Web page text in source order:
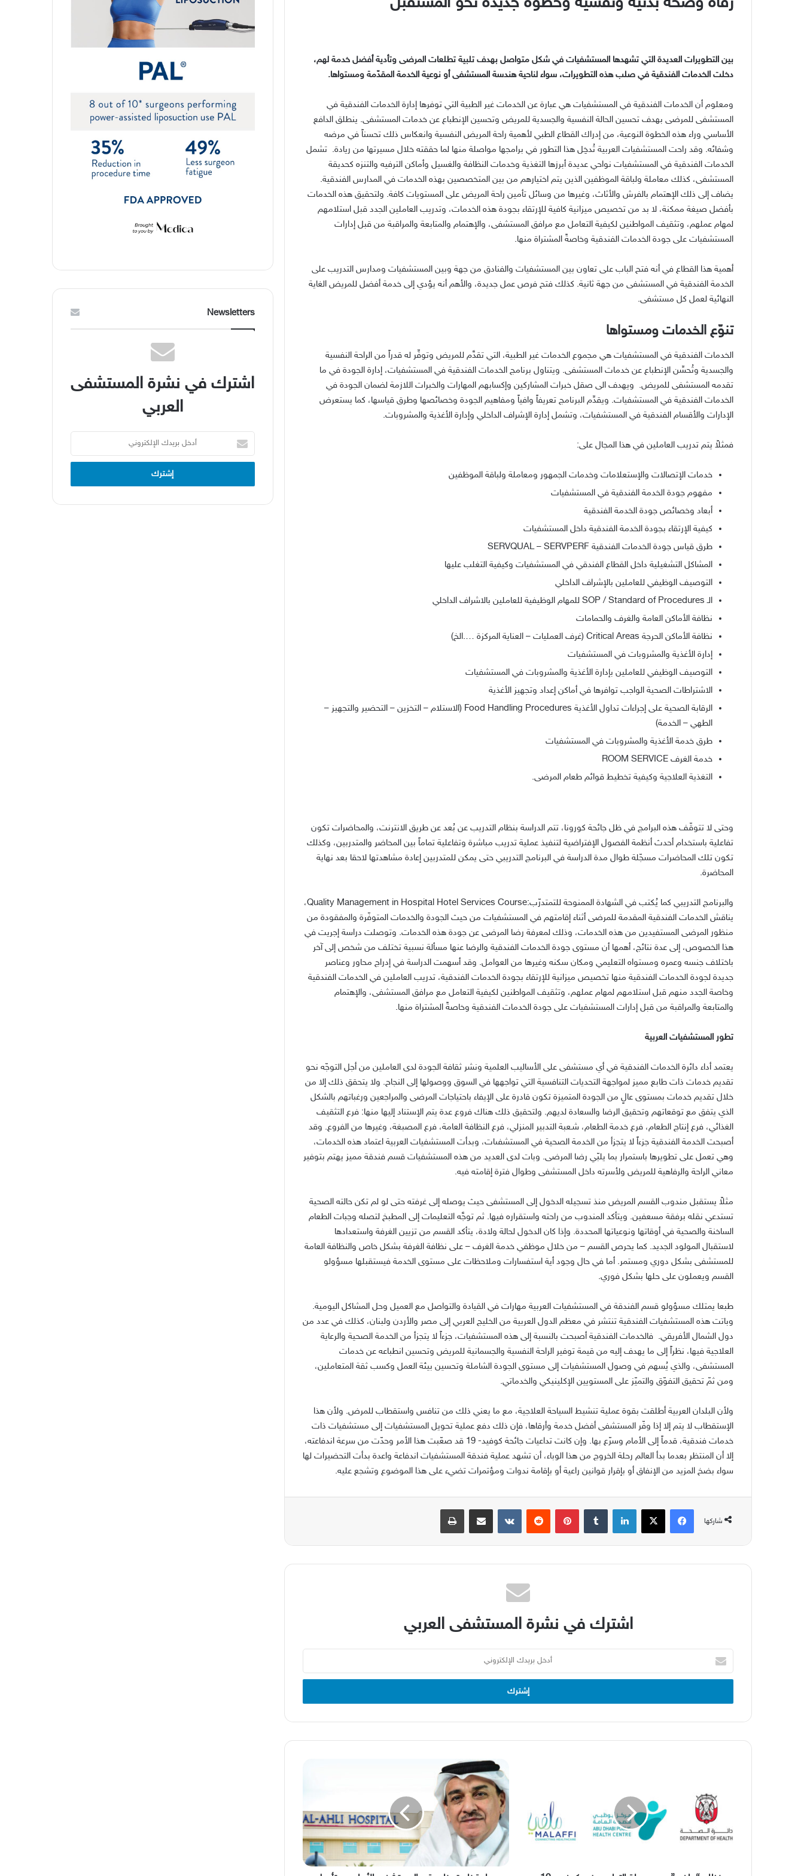
بين التطويرات العديدة التي تشهدها المستشفيات في شكل متواصل بهدف تلبية تطلعات المرضى وتأدية أفضل خدمة لهم،
دخلت الخدمات الفندقية في صلب هذه التطويرات، سواء لناحية هندسة المستشفى أو نوعية الخدمة المقدّمة ومستواها.
ومعلوم أن الخدمات الفندقية في المستشفيات هي عبارة عن الخدمات غير الطبية التي توفرها إدارة الخدمات الفندقية في
المستشفى للمرضى بهدف تحسين الحالة النفسية والجسدية للمريض وتحسين الإنطباع عن خدمات المستشفى. ينطلق الدافع
الأساسي وراء هذه الخطوة النوعية، من إدراك القطاع الطبي لأهمية راحة المريض النفسية وانعكاس ذلك تحسناً في مرضه
وشفائه. وقد راحت المستشفيات العربية تُدخِل هذا التطور في برامجها مواصلة منها لما حققته خلال مسيرتها من ريادة. تشمل
الخدمات الفندقية في المستشفيات نواحي عديدة أبرزها التغذية وخدمات النظافة والغسيل وأماكن الترفيه والتنزه كحديقة
المستشفى، كذلك معاملة ولباقة الموظفين الذين يتم اختيارهم من بين المتخصصين بهذه الخدمات في المدارس الفندقية.
يضاف إلى ذلك الإهتمام بالفرش والأثاث، وغيرها من وسائل تأمين راحة المريض على المستويات كافة. ولتحقيق هذه الخدمات
بأفضل صيغة ممكنة، لا بد من تخصيص ميزانية كافية للإرتقاء بجودة هذه الخدمات، وتدريب العاملين الجدد قبل استلامهم
لمهام عملهم، وتثقيف المواطنين لكيفية التعامل مع مرافق المستشفى، والإهتمام والمتابعة والمراقبة من قبل إدارات
المستشفيات على جودة الخدمات الفندقية وخاصةً المشتراة منها.
أهمية هذا القطاع في أنه فتح الباب على تعاون بين المستشفيات والفنادق من جهة وبين المستشفيات ومدارس التدريب على
الخدمة الفندقية في المستشفى من جهة ثانية. كذلك فتح فرص عمل جديدة، والأهم أنه يؤدي إلى خدمة أفضل للمريض الغاية
النهائية لعمل كل مستشفى.
تنوّع الخدمات ومستواها
الخدمات الفندقية في المستشفيات هي مجموع الخدمات غير الطبية، التي تقدَّم للمريض وتوفِّر له قدراً من الراحة النفسية
والجسدية وتُحسِّن الإنطباع عن خدمات المستشفى. ويتناول برنامج الخدمات الفندقية في المستشفيات، إدارة الجودة في ما
تقدمه المستشفى للمريض. ويهدف الى صقل خبرات المشاركين وإكسابهم المهارات والخبرات اللازمة لضمان الجودة في
الخدمات الفندقية في المستشفيات. ويقدِّم البرنامج تعريفاً وافياً ومفاهيم الجودة وخصائصها وطرق قياسها، كما يستعرض
الإدارات والأقسام الفندقية في المستشفيات، وتشمل إدارة الإشراف الداخلي وإدارة الأغذية والمشروبات.
فمثلاً يتم تدريب العاملين في هذا المجال على:
خدمات الإتصالات والإستعلامات وخدمات الجمهور ومعاملة ولباقة الموظفين
مفهوم جودة الخدمة الفندقية في المستشفيات
أبعاد وخصائص جودة الخدمة الفندقية
كيفية الإرتقاء بجودة الخدمة الفندقية داخل المستشفيات
طرق قياس جودة الخدمات الفندقية SERVQUAL – SERVPERF
المشاكل التشغيلية داخل القطاع الفندقي في المستشفيات وكيفية التغلب عليها
التوصيف الوظيفي للعاملين بالإشراف الداخلي
الـ SOP / Standard of Procedures للمهام الوظيفية للعاملين بالاشراف الداخلي
نظافة الأماكن العامة والغرف والحمامات
نظافة الأماكن الحرجة Critical Areas (غرف العمليات – العناية المركزة ….الخ)
إدارة الأغذية والمشروبات في المستشفيات
التوصيف الوظيفي للعاملين بإدارة الأغذية والمشروبات في المستشفيات
الاشتراطات الصحية الواجب توافرها في أماكن إعداد وتجهيز الأغذية
الرقابة الصحية على إجراءات تداول الأغذية Food Handling Procedures (الاستلام – التخزين – التحضير والتجهيز –
الطهي – الخدمة)
طرق خدمة الأغذية والمشروبات في المستشفيات
خدمة الغرف ROOM SERVICE
التغذية العلاجية وكيفية تخطيط قوائم طعام المرضى.
وحتى لا تتوقّف هذه البرامج في ظل جائحة كورونا، تتم الدراسة بنظام التدريب عن بُعد عن طريق الانترنت، والمحاضرات تكون
تفاعلية باستخدام أحدث أنظمة الفصول الإفتراضية لتنفيذ عملية تدريب مباشرة وتفاعلية تماماً بين المحاضر والمتدربين، وكذلك
تكون تلك المحاضرات مسجّلة طوال مدة الدراسة في البرنامج التدريبي حتى يمكن للمتدربين إعادة مشاهدتها لاحقا بعد نهاية
المحاضرة.
والبرنامج التدريبي كما يُكتب في الشهادة الممنوحة للتمتدرّب:Quality Management in Hospital Hotel Services Course،
يناقش الخدمات الفندقية المقدمة للمرضى أثناء إقامتهم في المستشفيات من حيث الجودة والخدمات المتوفّرة والمفقودة من
منظور المرضى المستفيدين من هذه الخدمات، وذلك لمعرفة رضا المرضى عن جودة هذه الخدمات. وتوصلت دراسة إجريت في
هذا الخصوص، إلى عدة نتائج، أهمها أن مستوى جودة الخدمات الفندقية والرضا عنها مسألة نسبية تختلف من شخص إلى آخر
باختلاف جنسه وعمره ومستواه التعليمي ومكان سكنه وغيرها من العوامل. وقد أسهمت الدراسة في إدراج محاور وعناصر
جديدة لجودة الخدمات الفندقية منها تخصيص ميزانية للإرتقاء بجودة الخدمات الفندقية، تدريب العاملين في الخدمات الفندقية
وخاصة الجدد منهم قبل استلامهم لمهام عملهم، وتثقيف المواطنين لكيفية التعامل مع مرافق المستشفى، والإهتمام
والمتابعة والمراقبة من قبل إدارات المستشفيات على جودة الخدمات الفندقية وخاصةً المشتراة منها.
تطور المستشفيات العربية
يعتمد أداء دائرة الخدمات الفندقية في أي مستشفى على الأساليب العلمية ونشر ثقافة الجودة لدى العاملين من أجل التوجّه نحو
تقديم خدمات ذات طابع مميز لمواجهة التحديات التنافسية التي تواجهها في السوق ووصولها إلى النجاح. ولا يتحقق ذلك إلا من
خلال تقديم خدمات بمستوى عالٍ من الجودة المتميزة تكون قادرة على الإيفاء باحتياجات المرضى والمراجعين ورغباتهم بالشكل
الذي يتفق مع توقعاتهم وتحقيق الرضا والسعادة لديهم. ولتحقيق ذلك هناك فروع عدة يتم الإستناد إليها منها: فرع التثقيف
الغذائي، فرع إنتاج الطعام، فرع خدمة الطعام، شـعبة التدبير المنزلي، فرع النظافة العامة، فرع المصبغة، وغيرها من الفروع. وقد
أصبحت الخدمة الفندقية جزءاً لا يتجزأ من الخدمة الصحية في المستشفىات، وبدأت المستشفيات العربية اعتماد هذه الخدمات،
وهي تعمل على تطويرها باستمرار بما يلبّي رضا المرضى. وبات لدى العديد من هذه المستشفيات قسم فندقة مميز يهتم بتوفير
معاني الراحة والرفاهية للمريض ولأسرته داخل المستشفى وطوال فترة إقامته فيه.
مثلاً يستقبل مندوب القسم المريض منذ تسجيله الدخول إلى المستشفى حيث يوصله إلى غرفته حتى لو لم تكن حالته الصحية
تستدعي نقله برفقة مسعفين. ويتأكد المندوب من راحته واستقراره فيها. ثم توجَّه التعليمات إلى المطبخ لتصله وجبات الطعام
الساخنة والصحية في أوقاتها ونوعياتها المحددة. وإذا كان الدخول لحالة ولادة، يتأكد القسم من تزيين الغرفة واستعدادها
لاستقبال المولود الجديد. كما يحرص القسم – من خلال موظفي خدمة الغرف – على نظافة الغرفة بشكل خاص والنظافة العامة
للمستشفى بشكل دوري ومستمر. أما في حال وجود أية استفسارات وملاحظات على مستوى الخدمة فيستقبلها مسؤولو
القسم ويعملون على حلها بشكل فوري.
طبعا يمتلك مسؤولو قسم الفندقة في المستشفيات العربية مهارات في القيادة والتواصل مع العميل وحل المشاكل اليومية.
وباتت هذه المستشفيات الفندقية تنتشر في معظم الدول العربية من الخليج العربي إلى مصر والأردن ولبنان، كذلك في عدد من
دول الشمال الأفريقي. فالخدمات الفندقية أصبحت بالنسبة إلى هذه المستشفيات، جزءاً لا يتجزأ من الخدمة الصحية والرعاية
العلاجية فيها، نظراً إلى ما يهدف إليه من قيمة توفير الراحة النفسية والجسمانية للمريض وتحسين انطباعه عن خدمات
المستشفى، والذي يُسهم في وصول المستشفيات إلى مستوى الجودة الشاملة وتحسين بيئة العمل وكسب ثقة المتعاملين،
ومن ثمّ تحقيق التفوّق والتميّز على المستويين الإكلينيكي والخدماتي.
ولأن البلدان العربية أطلقت بقوة عملية تنشيط السياحة العلاجية، مع ما يعني ذلك من تنافس واستقطاب للمرض. ولأن هذا
الإستقطاب لا يتم إلا إذا وفّر المستشفى أفضل خدمة وأرقاها، فإن ذلك دفع عملية تحويل المستشفيات إلى مستشفيات ذات
خدمات فندقية، قدماً إلى الأمام وسرّع بها. وإن كانت تداعيات جائحة كوفيد- 19 قد صعّبت هذا الأمر وحدّت من سرعة اندفاعته،
إلا أن المنتظر بعدما بدأ العالم رحلة الخروج من هذا الوباء، أن تشهد عملية فندقة المستشفيات اندفاعة واعدة بدأت التحضيرات لها
سواء بضخ المزيد من الإنفاق أو بإقرار قوانين راعية أو بإقامة ندوات ومؤتمرات تضيء على هذا الموضوع وتشجع عليه.
شاركها
فيسبوك‫X لينكدإن بينتيريست مشاركة عبر البريد طباعة
اشترك في نشرة المستشفى العربي
أدخل
بريدك
الإلكتروني
التطعيم
ضد
كوفيد-
جراحة
نادرة
وناجحة...
المستشفى
الأهلي
يستأصل
كيسة
طحالية
عملاقة
Newsletters
اشترك في نشرة المستشفى
العربي
بريدك
الإلكتروني